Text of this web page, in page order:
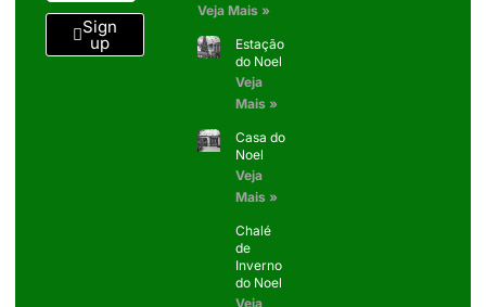
Sign
up
Veja Mais »
Estação
do Noel
Veja
Mais »
Casa do
Noel
Veja
Mais »
Chalé
de
Inverno
do Noel
Veja